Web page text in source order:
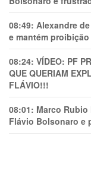
08:49: Alexandre
e mantém
08:24: VÍDEO: PF
QUE QUERIAM
FLÁVIO!!!
08:01: Marco
Flávio Bolsonaro e